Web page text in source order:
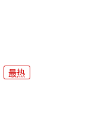
最热